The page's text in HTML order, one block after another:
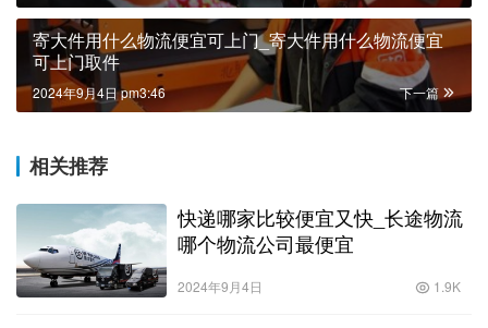
寄大件用什么物流便宜可上门_寄大件用什么物流便宜
可上门取件
下一篇
2024年9月4日 pm3:46
相关推荐
快递哪家比较便宜又快_长途物流
哪个物流公司最便宜
2024年9月4日 1.9K